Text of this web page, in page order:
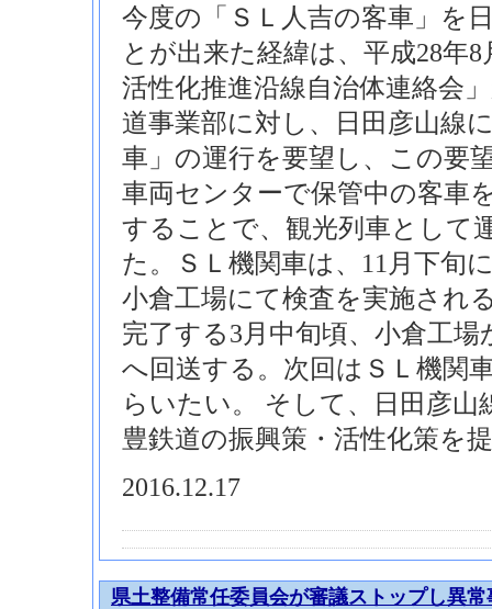
今度の「ＳＬ人吉の客車」を
とが出来た経緯は、平成28年
活性化推進沿線自治体連絡会
道事業部に対し、日田彦山線
車」の運行を要望し、この要
車両センターで保管中の客車
することで、観光列車として
た。ＳＬ機関車は、11月下旬
小倉工場にて検査を実施され
完了する3月中旬頃、小倉工
へ回送する。次回はＳＬ機関
らいたい。 そして、日田彦山
豊鉄道の振興策・活性化策を
2016.12.17
県土整備常任委員会が審議ストップし異常